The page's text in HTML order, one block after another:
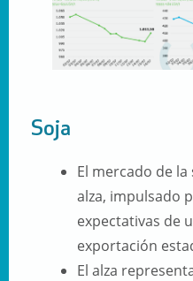
Soja
El mercado de
alza, impulsado
expectativas de
exportación
El alza